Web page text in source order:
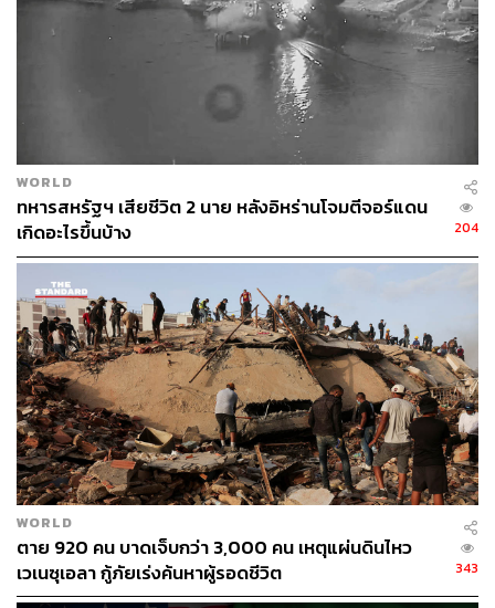
ด้านเจ้าหน้าที่อาวุโสด้านกลาโหมของสหรัฐฯ ระบุว่ามีความ
กังวลว่ากลุ่มตาลีบัน ซึ่งถูกขับออกจากอำนาจโดยกองกำลังที่
นำโดยสหรัฐฯ ตั้งแต่ปี 2001 หลังเหตุการณ์ 11 กันยายน
2001 จะมีความเคลื่อนไหวในกรุงคาบูลภายในหลายวันข้าง
หน้า แต่รัฐบาลสหรัฐฯ ก็ยังหวังว่ากองกำลังความมั่นคงของ
อัฟกานิสถานจะสามารถเพิ่มแรงต่อต้านได้ในขณะที่กลุ่มตา
ลีบันเคลื่อนที่เข้าใกล้เมืองหลวงมากขึ้น
สำหรับปฏิกิริยาล่าสุดจากชาติต่างๆ กระทรวงกลาโหม
สหรัฐฯ บอกว่าจะส่งทหารเพิ่มเติมจำนวน 3,000 นายภายใน
48 ชั่วโมง เพื่อช่วยอพยพเจ้าหน้าที่สถานทูตสหรัฐฯ ส่วน
อังกฤษจะส่งทหารราว 600 นายเพื่อช่วยอพยพพลเมือง
อังกฤษออกจากประเทศ นอกจากนี้ยังมีสถานทูตอื่นและกลุ่ม
ที่ให้ความช่วยเหลืออีกหลายกลุ่มระบุว่าจะนำผู้คนออกมา
จากพื้นที่เช่นกัน ส่วนสหประชาชาติกำลังประเมิน
สถานการณ์เป็นรายชั่วโมง โดยยังไม่ถอนผู้ปฏิบัติงานออก
จากอัฟกานิสถาน แต่มีการย้ายผู้ปฏิบัติงานส่วนหนึ่งจากส่วน
ต่างๆ ของประเทศมาที่กรุงคาบูล
ภาพ: Haroon Sabawoon / Anadolu Agency via Getty
Images
อ้างอิง:
https://www.aljazeera.com/news/2021/8/13/afghanist
WORLD
ทหารสหรัฐฯ เสียชีวิต 2 นาย หลังอิหร่านโจมตีจอร์แดน
เกิดอะไรขึ้นบ้าง
204
WORLD
ตาย 920 คน บาดเจ็บกว่า 3,000 คน เหตุแผ่นดินไหว
เวเนซุเอลา กู้ภัยเร่งค้นหาผู้รอดชีวิต
343